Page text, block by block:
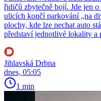
řidičů zbytečně bojí. Jde jen o
ulicích končí parkování „na
plochy, kde lze nechat auto
představí jednotlivé lokality a
Jihlavská Drbna
dnes, 05:05
1 min